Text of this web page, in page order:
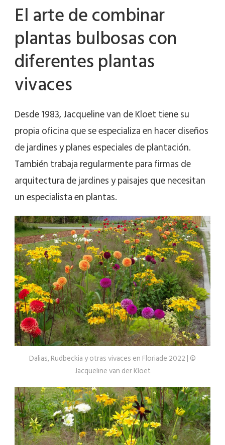
El arte de combinar
plantas bulbosas con
diferentes plantas
vivaces
Desde 1983, Jacqueline van de Kloet tiene su
propia oficina que se especializa en hacer diseños
de jardines y planes especiales de plantación.
También trabaja regularmente para firmas de
arquitectura de jardines y paisajes que necesitan
un especialista en plantas.
Dalias, Rudbeckia y otras vivaces en Floriade 2022 | ©
Jacqueline van der Kloet